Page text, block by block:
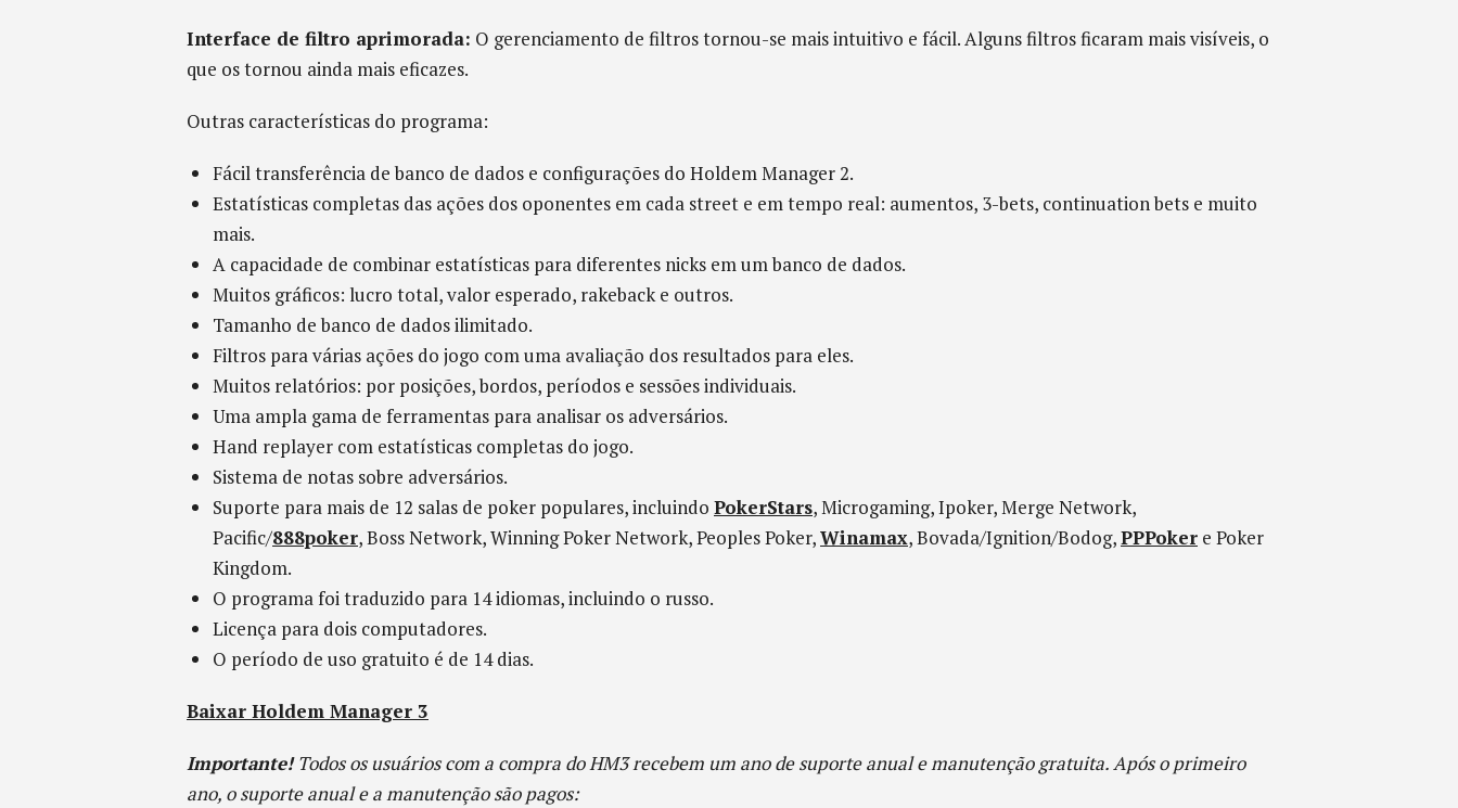
Interface de filtro aprimorada: O gerenciamento de filtros tornou-se mais intuitivo e fácil. Alguns filtros ficaram mais visíveis, o
que os tornou ainda mais eficazes.
Outras características do programa:
Fácil transferência de banco de dados e configurações do Holdem Manager 2.
Estatísticas completas das ações dos oponentes em cada street e em tempo real: aumentos, 3-bets, continuation bets e muito
mais.
A capacidade de combinar estatísticas para diferentes nicks em um banco de dados.
Muitos gráficos: lucro total, valor esperado, rakeback e outros.
Tamanho de banco de dados ilimitado.
Filtros para várias ações do jogo com uma avaliação dos resultados para eles.
Muitos relatórios: por posições, bordos, períodos e sessões individuais.
Uma ampla gama de ferramentas para analisar os adversários.
Hand replayer com estatísticas completas do jogo.
Sistema de notas sobre adversários.
Suporte para mais de 12 salas de poker populares, incluindo PokerStars, Microgaming, Ipoker, Merge Network,
Pacific/888poker, Boss Network, Winning Poker Network, Peoples Poker,Winamax, Bovada/Ignition/Bodog,PPPoker e Poker
Kingdom.
O programa foi traduzido para 14 idiomas, incluindo o russo.
Licença para dois computadores.
O período de uso gratuito é de 14 dias.
Baixar Holdem Manager 3
Importante!Todos os usuários com a compra do HM3 recebem um ano de suporte anual e manutenção gratuita. Após o primeiro
ano, o suporte anual e a manutenção são pagos: